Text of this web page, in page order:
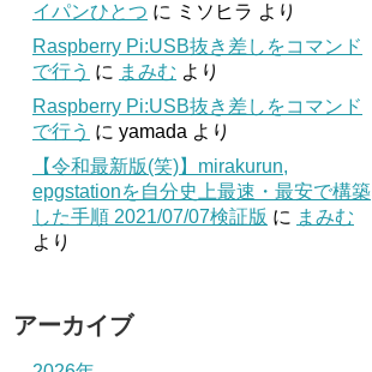
イパンひとつ に ミソヒラ より
Raspberry Pi:USB抜き差しをコマンド
で行う に まみむ より
Raspberry Pi:USB抜き差しをコマンド
で行う に yamada より
【令和最新版(笑)】mirakurun,
epgstationを自分史上最速・最安で構築
した手順 2021/07/07検証版 に まみむ
より
アーカイブ